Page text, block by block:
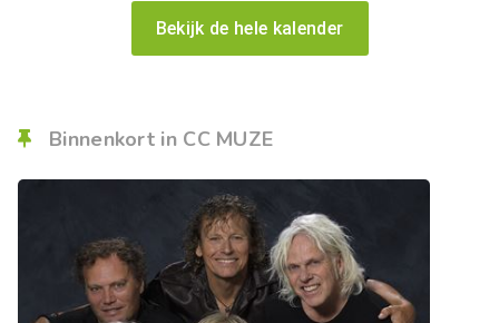
Bekijk de hele kalender
Binnenkort in CC MUZE